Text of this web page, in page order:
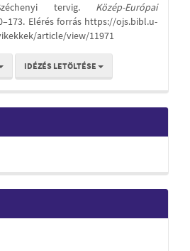
tervig. Közép-Európai
Elérés forrás https://ojs.bibl.u-
article/view/11971
IDÉZÉS LETÖLTÉSE